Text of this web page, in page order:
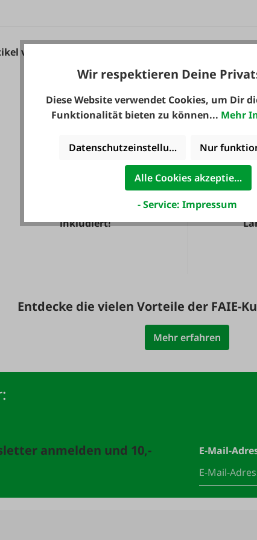
vorhanden.
inkludiert!
Entdecke die vielen Vorteile der FAIE-
Mehr erfahren
anmelden und 10,-
E-Mail-
Wir respektieren Deine
Diese Website verwendet Cookies, um Dir
Funktionalität bieten zu können... Mehr
Datenschutzeinstellungen Nur
Alle Cookies akzeptieren
- Service: Impressum